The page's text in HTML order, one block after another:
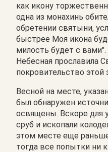
как икону
одна из монахинь
обретении святыни,
быстрее Моя икона
милость будет с
Небесная прославила
покровительство этой
Весной на месте,
был обнаружен
освящены. Вскоре для
сруб и ископали
этом месте еще
тогда все попытки ни